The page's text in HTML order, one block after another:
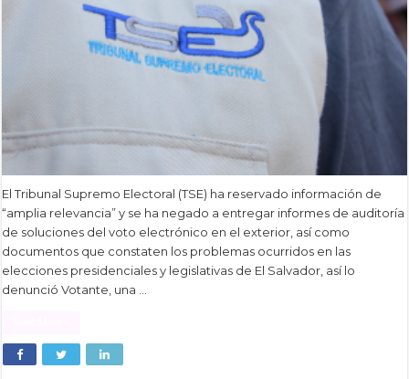
El Tribunal Supremo Electoral (TSE) ha reservado información de
“amplia relevancia” y se ha negado a entregar informes de auditoría
de soluciones del voto electrónico en el exterior, así como
documentos que constaten los problemas ocurridos en las
elecciones presidenciales y legislativas de El Salvador, así lo
denunció Votante, una …